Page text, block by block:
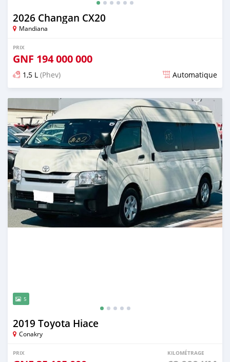
2026 Changan CX20
Mandiana
PRIX
GNF 194 000 000
1,5 L (Phev) Automatique
Publié il y a 19 jours
5
2019 Toyota Hiace
Conakry
PRIX KILOMÉTRAGE